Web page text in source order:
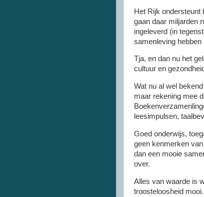
Het Rijk ondersteunt
gaan daar miljarden
ingeleverd (in
samenleving hebben
Tja, en dan nu het
cultuur en
Wat nu al wel
maar rekening mee
leesimpulsen,
Goed onderwijs,
geen kenmerken
dan een mooie
over.
Alles van waarde is
troosteloosheid mooi.